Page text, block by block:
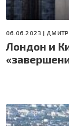
06.06.2023 |
Лондон и